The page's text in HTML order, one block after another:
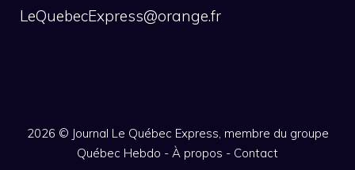
LeQuebecExpress@orange.fr
2026 © Journal Le Québec Express, membre du groupe
Québec Hebdo - À propos - Contact